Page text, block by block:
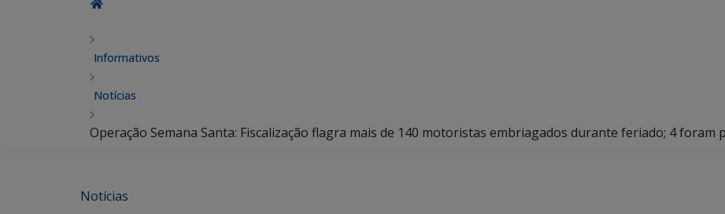
Informativos
Notícias
Operação Semana Santa: Fiscalização flagra mais de 140 motoristas embriagados durante feriado; 4 foram
Notícias